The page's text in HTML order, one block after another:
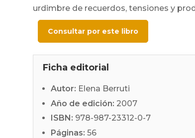
urdimbre de recuerdos, tensiones y
Consultar por este libro
Ficha editorial
Autor: Elena Berruti
Año de edición: 2007
ISBN: 978-987-23312-0-7
Páginas: 56